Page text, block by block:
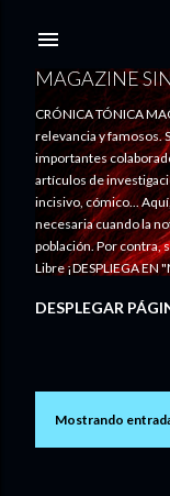
MAGAZINE
CRÓNICA TÓNICA
relevancia y famosos.
importantes
artículos de
incisivo, cómico...
necesaria cuando la
población. Por contra,
Libre ¡DESPLIEGA EN
DESPLEGAR
EMostrando